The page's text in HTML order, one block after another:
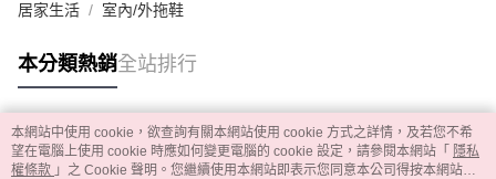
居家生活 室內/外拖鞋
本分類熱銷全站排行
熱門標籤
本網站中使用 cookie，欲查詢有關本網站使用 cookie 方式之詳情，及若您不希
望在電腦上使用 cookie 時應如何變更電腦的 cookie 設定，請參閱本網站「 隱私
權條款 」之 Cookie 聲明。您繼續使用本網站即表示您同意本公司得按本網站使